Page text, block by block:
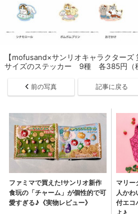
【mofusand×サンリオキャラクターズ
サイズのステッカー 9種 各385円（
前の写真 記事に戻る